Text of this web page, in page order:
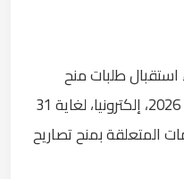
طلبات منح
تصاريح بيع البطيخ والشمام للعام 2026، إلكترونيا، لغاية 31
المتعلقة بمنح تصاريح